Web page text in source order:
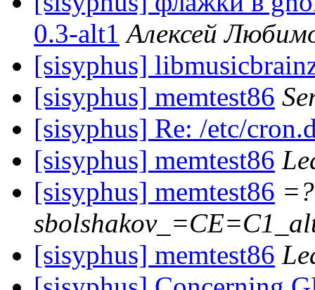
0.3-alt1 Алексей
[sisyphus]
[sisyphus] memtest86
[sisyphus] Re: /etc/
[sisyphus] memtest86
[sisyphus] memtest86
[sisyphus] memtest86